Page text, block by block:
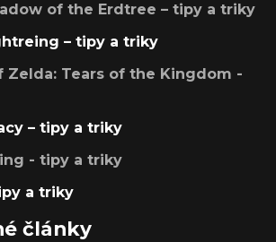
of the Erdtree – tipy a triky
– tipy a triky
Zelda: Tears of the Kingdom -
– tipy a triky
- tipy a triky
a triky
články